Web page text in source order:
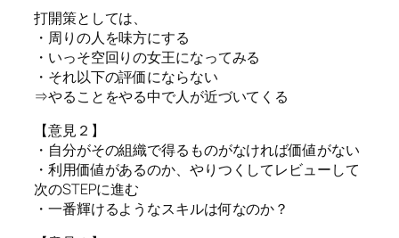
打開策としては、
・周りの人を味方にする
・いっそ空回りの女王になってみる
・それ以下の評価にならない
⇒やることをやる中で人が近づいてくる
【意見２】
・自分がその組織で得るものがなければ価値がない
・利用価値があるのか、やりつくしてレビューして
次のSTEPに進む
・一番輝けるようなスキルは何なのか？